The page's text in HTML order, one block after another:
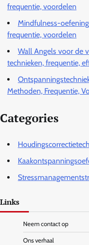
frequentie, voordelen
Mindfulness-
frequentie, voordelen
Wall Angels voor de
technieken, frequentie,
Methoden, Frequentie,
Categories
Links
Neem contact op
Ons verhaal